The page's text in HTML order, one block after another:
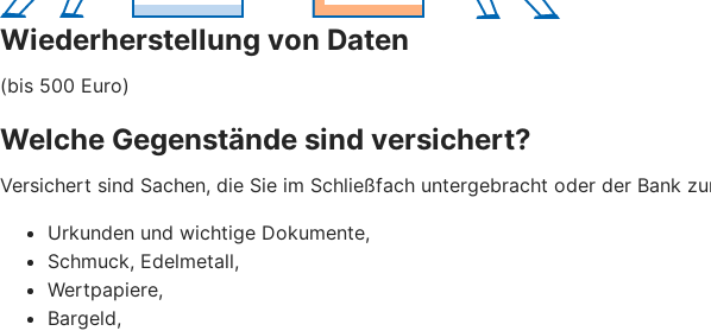
Wiederherstellung von Daten
(bis 500 Euro)
Welche Gegenstände sind versichert?
Versichert sind Sachen, die Sie im Schließfach untergebracht oder der Bank
Urkunden und wichtige Dokumente,
Schmuck, Edelmetall,
Wertpapiere,
Bargeld,